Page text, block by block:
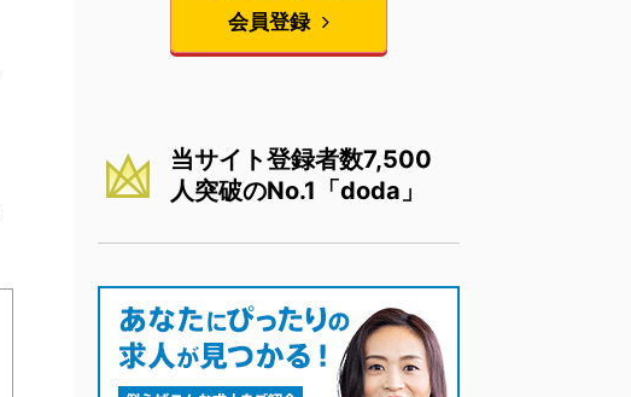
会員登録
当サイト登録者数7,500
人突破のNo.1「doda」